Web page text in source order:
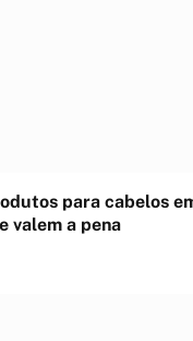
para cabelos
valem a pena